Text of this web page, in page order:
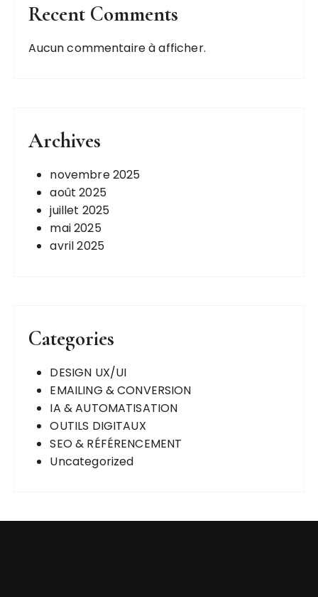
Recent Comments
Aucun commentaire à afficher.
Archives
novembre 2025
août 2025
juillet 2025
mai 2025
avril 2025
Categories
DESIGN UX/UI
EMAILING & CONVERSION
IA & AUTOMATISATION
OUTILS DIGITAUX
SEO & RÉFÉRENCEMENT
Uncategorized